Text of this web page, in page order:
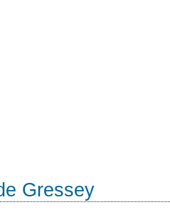
Gressey